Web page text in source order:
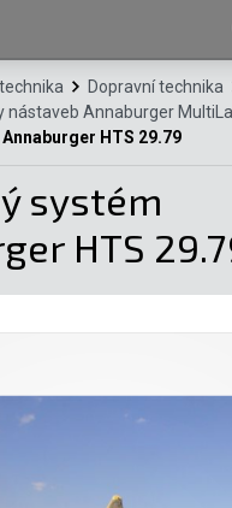
Dopravní technika
nástaveb Annaburger
HTS 29.79
systém
HTS